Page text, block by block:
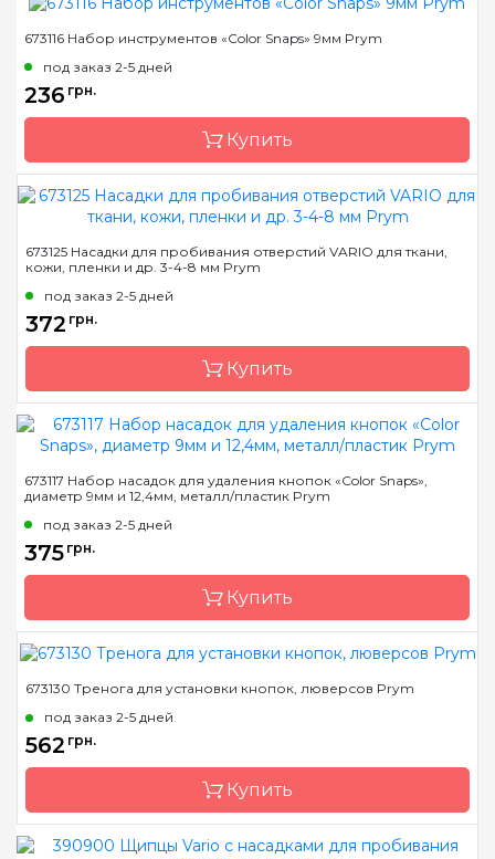
Бренд
Страна-производитель
Назначение
673116 Набор инструментов «Color Snaps» 9мм Prym
под заказ 2-5 дней
236 грн.
Купить
Страна-производитель
Назначение
673125 Насадки для пробивания отверстий VARIO для ткани,
кожи, пленки и др. 3-4-8 мм Prym
под заказ 2-5 дней
372 грн.
Купить
Страна-производитель
Назначение
673117 Набор насадок для удаления кнопок «Color Snaps»,
диаметр 9мм и 12,4мм, металл/пластик Prym
под заказ 2-5 дней
375 грн.
Купить
Бренд
Prym
Страна-производитель
673130 Тренога для установки кнопок, люверсов Prym
под заказ 2-5 дней
562 грн.
Купить